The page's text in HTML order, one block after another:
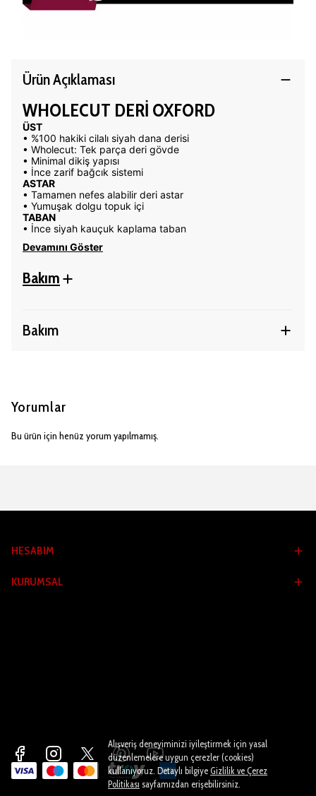
Alışveriş deneyiminizi iyileştirmek için yasal
düzenlemelere uygun çerezler (cookies)
kullanıyoruz. Detaylı bilgiyeGizlilik ve Çerez
Politikası sayfamızdan erişebilirsiniz.
Ürün Açıklaması
WHOLECUT DERİ OXFORD
ÜST
• %100 hakiki cilalı siyah dana derisi
• Wholecut: Tek parça deri gövde
• Minimal dikiş yapısı
• İnce zarif bağcık sistemi
ASTAR
• Tamamen nefes alabilir deri astar
• Yumuşak dolgu topuk içi
TABAN
• İnce siyah kauçuk kaplama taban
Devamını Göster
Bakım
Bakım
Yorumlar
Bu ürün için henüz yorum yapılmamış.
HESABIM
KURUMSAL